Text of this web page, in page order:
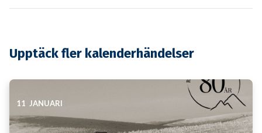
Upptäck fler kalenderhändelser
11 JANUARI